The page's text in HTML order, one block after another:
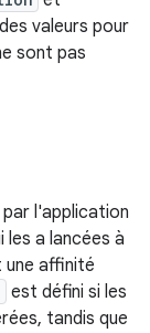
valeurs pour
sont pas
l'application
a lancées à
une affinité
est défini si les
tandis que